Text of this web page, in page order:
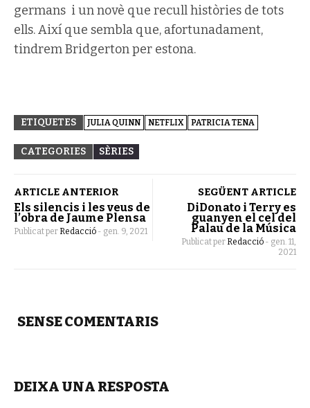
germans i un novè que recull històries de tots
ells. Així que sembla que, afortunadament,
tindrem Bridgerton per estona.
ETIQUETES JULIA QUINN NETFLIX PATRICIA TENA
CATEGORIES SÈRIES
ARTICLE ANTERIOR
Els silencis i les veus de
l’obra de Jaume Plensa
Publicat per Redacció - gen. 9, 2021
SEGÜENT ARTICLE
DiDonato i Terry es
guanyen el cel del
Palau de la Música
Publicat per Redacció - gen. 11,
2021
SENSE COMENTARIS
DEIXA UNA RESPOSTA